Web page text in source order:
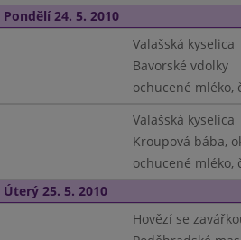
Pondělí 24. 5. 2010
Valašská kyselica
Bavorské vdolky
ochucené mléko,
Valašská kyselica
Kroupová bába,
ochucené mléko,
Úterý 25. 5. 2010
Hovězí se